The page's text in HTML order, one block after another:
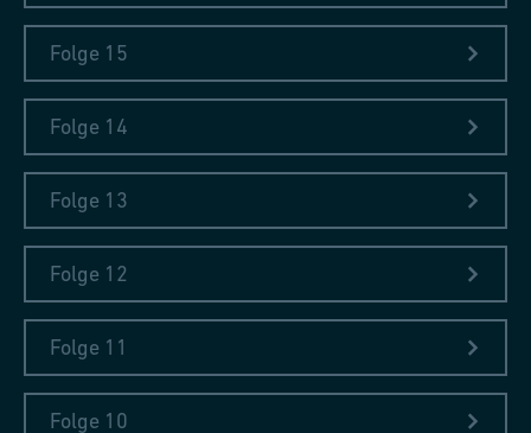
gelesen.Folge 15
Folge 14
Folge 13
Folge 12
Folge 11
Folge 10